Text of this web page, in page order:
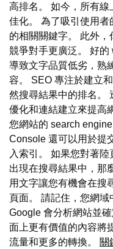
高排名。 如今，所有
佳化。 為了吸引使用
的相關關鍵字。 此外
競爭對手更廣泛。 好的
導致文字品質低劣，熟
容。 SEO 專注於建立
然搜尋結果中的排名。
優化和連結建立來提高
您網站的 search
Console 還可以用於提
入索引。 如果您對著
出現在搜尋結果中，那
用文字讓您有機會在搜
頁面。 請記住，您網域
Google 會分析網站並
面上更有價值的內容將
流量和更多的轉換。 關